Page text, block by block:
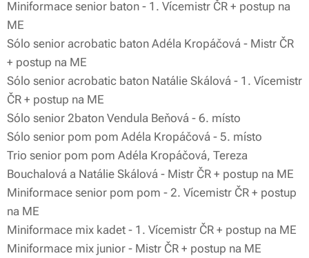
Miniformace senior baton - 1. Vícemistr ČR + postup na
ME
Sólo senior acrobatic baton Adéla Kropáčová - Mistr ČR
+ postup na ME
Sólo senior acrobatic baton Natálie Skálová - 1. Vícemistr
ČR + postup na ME
Sólo senior 2baton Vendula Beňová - 6. místo
Sólo senior pom pom Adéla Kropáčová - 5. místo
Trio senior pom pom Adéla Kropáčová, Tereza
Bouchalová a Natálie Skálová - Mistr ČR + postup na ME
Miniformace senior pom pom - 2. Vícemistr ČR + postup
na ME
Miniformace mix kadet - 1. Vícemistr ČR + postup na ME
Miniformace mix junior - Mistr ČR + postup na ME